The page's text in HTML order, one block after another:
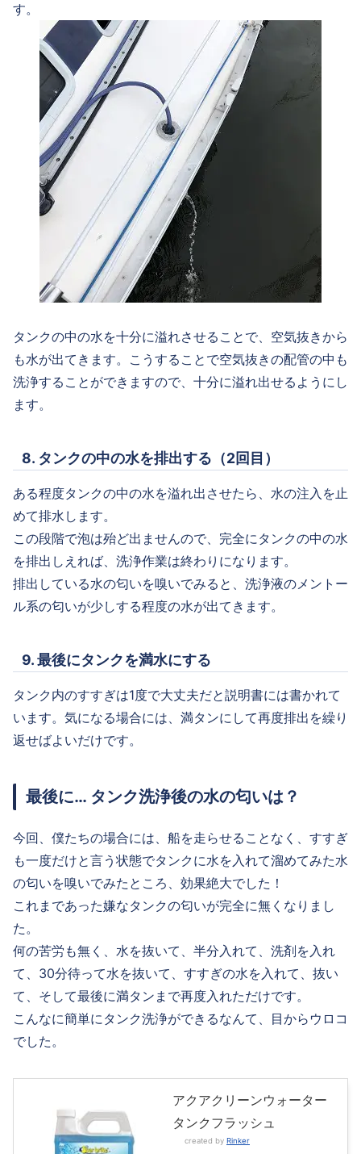
す。
タンクの中の水を十分に溢れさせることで、空気抜きから
も水が出てきます。こうすることで空気抜きの配管の中も
洗浄することができますので、十分に溢れ出せるようにし
ます。
8. タンクの中の水を排出する（2回目）
ある程度タンクの中の水を溢れ出させたら、水の注入を止
めて排水します。
この段階で泡は殆ど出ませんので、完全にタンクの中の水
を排出しえれば、洗浄作業は終わりになります。
排出している水の匂いを嗅いでみると、洗浄液のメントー
ル系の匂いが少しする程度の水が出てきます。
9. 最後にタンクを満水にする
タンク内のすすぎは1度で大丈夫だと説明書には書かれて
います。気になる場合には、満タンにして再度排出を繰り
返せばよいだけです。
最後に… タンク洗浄後の水の匂いは？
今回、僕たちの場合には、船を走らせることなく、すすぎ
も一度だけと言う状態でタンクに水を入れて溜めてみた水
の匂いを嗅いでみたところ、効果絶大でした！
これまであった嫌なタンクの匂いが完全に無くなりまし
た。
何の苦労も無く、水を抜いて、半分入れて、洗剤を入れ
て、30分待って水を抜いて、すすぎの水を入れて、抜い
て、そして最後に満タンまで再度入れただけです。
こんなに簡単にタンク洗浄ができるなんて、目からウロコ
でした。
アクアクリーンウォーター
タンクフラッシュ
created by Rinker